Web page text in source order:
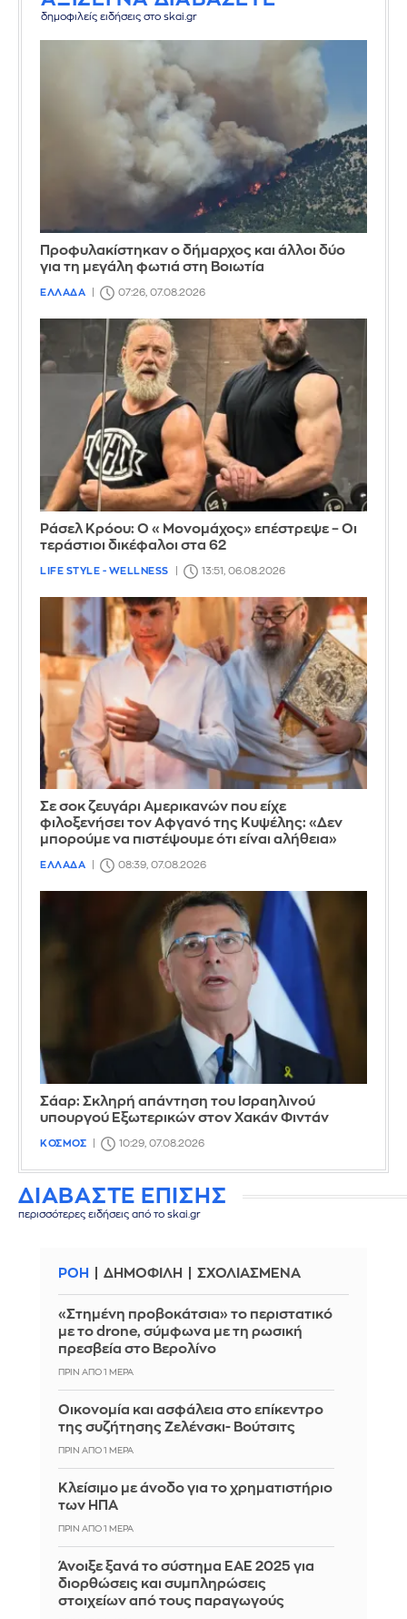
δημοφιλείς ειδήσεις στο skai.gr
Προφυλακίστηκαν ο δήμαρχος και άλλοι δύο
για τη μεγάλη φωτιά στη Βοιωτία
ΕΛΛΑΔΑ 07:26, 07.08.2026
Ράσελ Κρόου: Ο «Μονομάχος» επέστρεψε – Οι
τεράστιοι δικέφαλοι στα 62
LIFE STYLE - WELLNESS 13:51, 06.08.2026
Σε σοκ ζευγάρι Αμερικανών που είχε
φιλοξενήσει τον Αφγανό της Κυψέλης: «Δεν
μπορούμε να πιστέψουμε ότι είναι αλήθεια»
ΕΛΛΑΔΑ 08:39, 07.08.2026
Σάαρ: Σκληρή απάντηση του Ισραηλινού
υπουργού Εξωτερικών στον Χακάν Φιντάν
ΚΟΣΜΟΣ 10:29, 07.08.2026
ΔΙΑΒΑΣΤΕ ΕΠΙΣΗΣ
περισσότερες ειδήσεις από το skai.gr
ΡΟΗ ΔΗΜΟΦΙΛΗ ΣΧΟΛΙΑΣΜΕΝΑ
«Στημένη προβοκάτσια» το περιστατικό
με το drone, σύμφωνα με τη ρωσική
πρεσβεία στο Βερολίνο
ΠΡΙΝ ΑΠΌ 1 ΜΈΡΑ
Οικονομία και ασφάλεια στο επίκεντρο
της συζήτησης Ζελένσκι- Βούτσιτς
ΠΡΙΝ ΑΠΌ 1 ΜΈΡΑ
Κλείσιμο με άνοδο για το χρηματιστήριο
των ΗΠΑ
ΠΡΙΝ ΑΠΌ 1 ΜΈΡΑ
Άνοιξε ξανά το σύστημα ΕΑΕ 2025 για
διορθώσεις και συμπληρώσεις
στοιχείων από τους παραγωγούς